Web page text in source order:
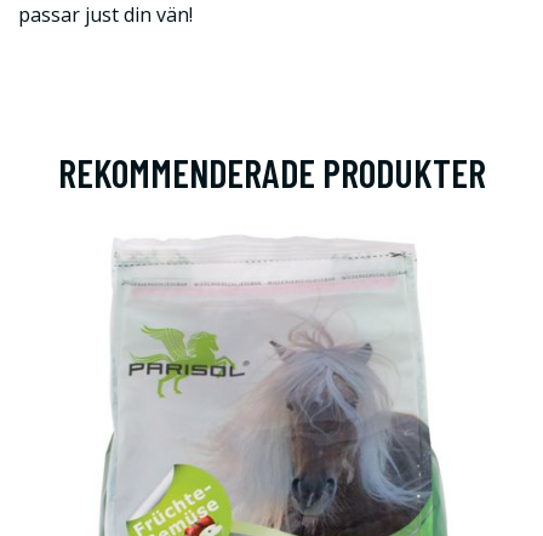
passar just din vän!
REKOMMENDERADE PRODUKTER